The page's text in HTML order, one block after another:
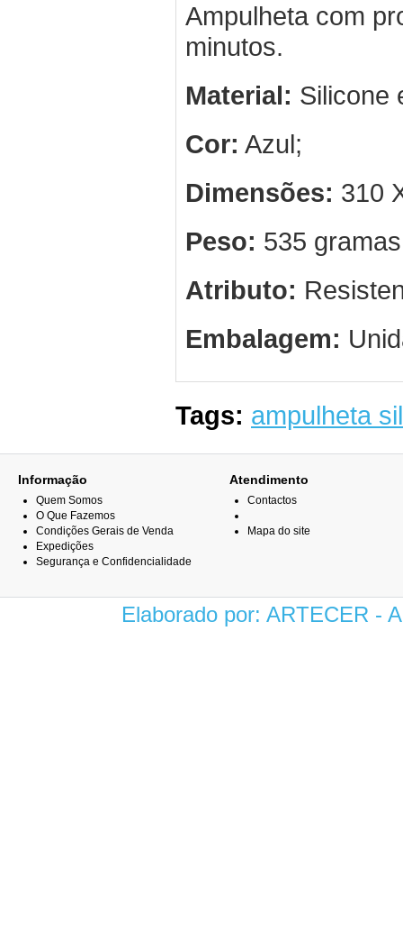
Ampulheta com
minutos.
Material: Silicone
Cor: Azul;
Dimensões: 310
Peso: 535
Atributo:
Embalagem:
Tags: ampulheta
Informação
Quem Somos
O Que Fazemos
Condições Gerais de Venda
Expedições
Segurança e Confidencialidade
Atendimento
Contactos
Mapa do site
Elaborado por: ARTECER -